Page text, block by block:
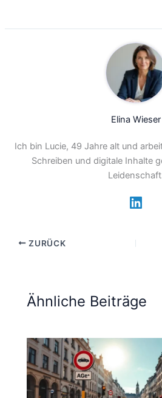
Elina Wieser
Ich bin Lucie, 49 Jahre alt und
Schreiben und digitale Inhalte
ZURÜCK
Ähnliche Beiträge